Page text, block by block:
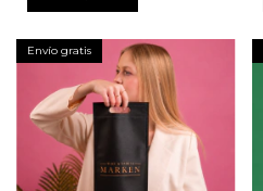
Envío gratis